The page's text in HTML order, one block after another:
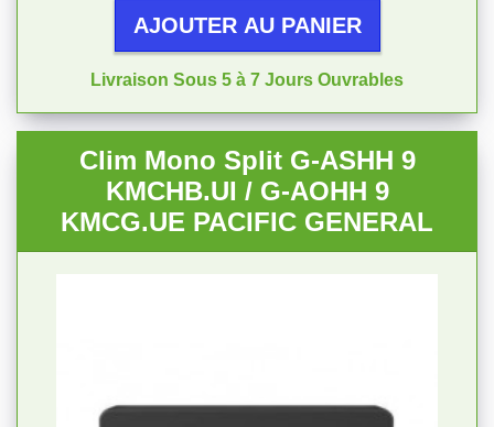
AJOUTER AU PANIER
Livraison Sous 5 à 7 Jours Ouvrables
Clim Mono Split G-ASHH 9
KMCHB.UI / G-AOHH 9
KMCG.UE PACIFIC GENERAL